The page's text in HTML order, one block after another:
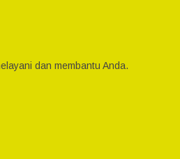
dan membantu Anda.